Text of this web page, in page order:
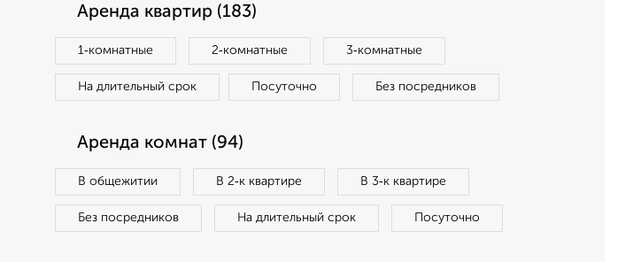
Аренда квартир (183)
1‑комнатные 2‑комнатные 3‑комнатные
На длительный срок Посуточно Без посредников
Аренда комнат (94)
В общежитии В 2‑к квартире В 3‑к квартире
Без посредников На длительный срок Посуточно